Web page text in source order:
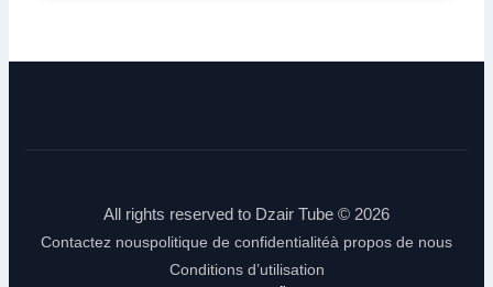
All rights reserved to Dzair Tube © 2026
Contactez nouspolitique de confidentialitéà propos de nous
Conditions d’utilisation